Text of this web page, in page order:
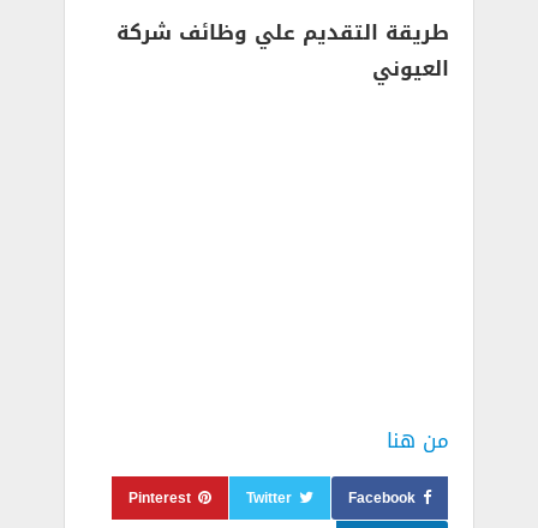
طريقة التقديم علي وظائف شركة
العيوني
من هنا
Facebook
Twitter
Pinterest